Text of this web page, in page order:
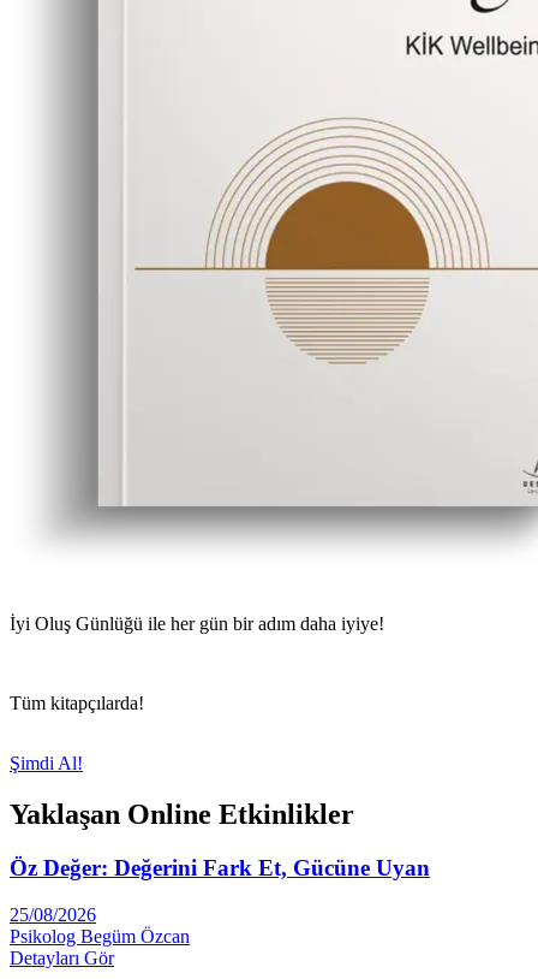
İyi Oluş Günlüğü ile her gün bir adım daha iyiye!
Tüm kitapçılarda!
Şimdi Al!
Yaklaşan Online Etkinlikler
Öz Değer: Değerini Fark Et, Gücüne Uyan
25/08/2026
Psikolog Begüm Özcan
Detayları Gör